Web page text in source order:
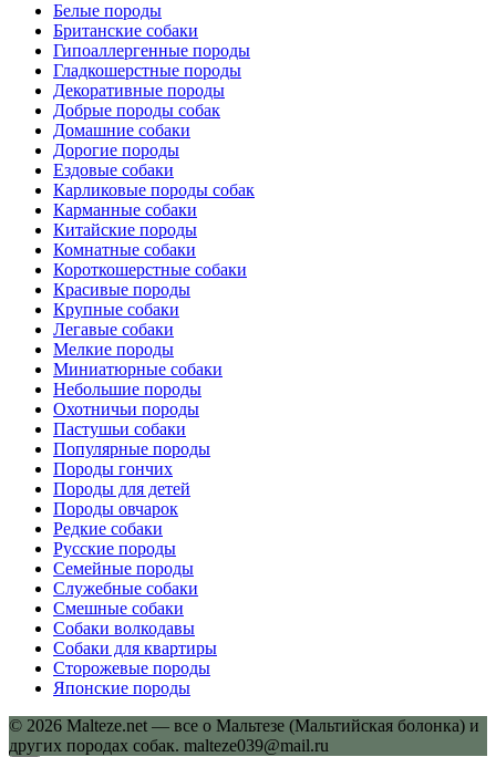
Белые породы
Британские собаки
Гипоаллергенные породы
Гладкошерстные породы
Декоративные породы
Добрые породы собак
Домашние собаки
Дорогие породы
Ездовые собаки
Карликовые породы собак
Карманные собаки
Китайские породы
Комнатные собаки
Короткошерстные собаки
Красивые породы
Крупные собаки
Легавые собаки
Мелкие породы
Миниатюрные собаки
Небольшие породы
Охотничьи породы
Пастушьи собаки
Популярные породы
Породы гончих
Породы для детей
Породы овчарок
Редкие собаки
Русские породы
Семейные породы
Служебные собаки
Смешные собаки
Собаки волкодавы
Собаки для квартиры
Сторожевые породы
Японские породы
© 2026 Malteze.net — все о Мальтезе (Мальтийская болонка) и
других породах собак. malteze039@mail.ru